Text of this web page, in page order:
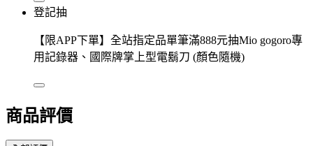
登記抽
【限APP下單】全站指定品單筆滿888元抽Mio gogoro專
用記錄器、國際牌掌上型電鬍刀 (顏色隨機)
商品評價